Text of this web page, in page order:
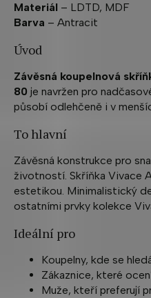
Materiál – LDTD, MDF
Barva – Antracit
Úvod
Závěsná koupelnová
80 je navržen pro
působí odlehčeně i v
To hlavní
Závěsná konstrukce pro
životností. Skříňka Vivace
estetikou. Minimalistický
ostatními prvky kolekce
Ideální pro
Koupelny, kde se
Zákaznice, které
Muže, kteří preferují